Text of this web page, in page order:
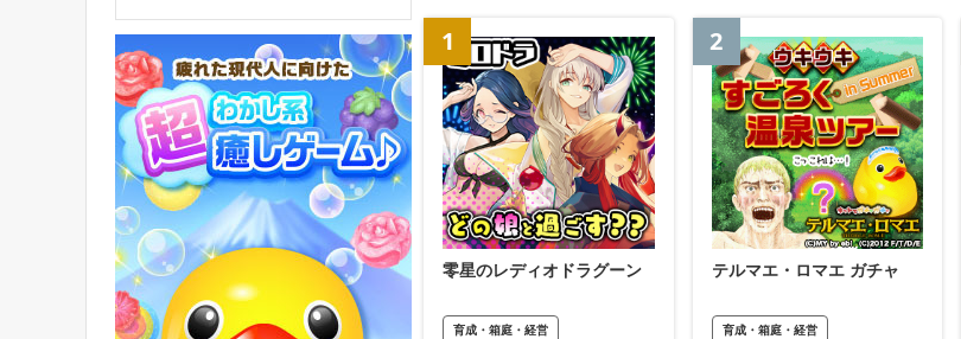
1
零星のレディオドラグーン
育成・箱庭・経営
2
テルマエ・ロマエ ガチャ
育成・箱庭・経営